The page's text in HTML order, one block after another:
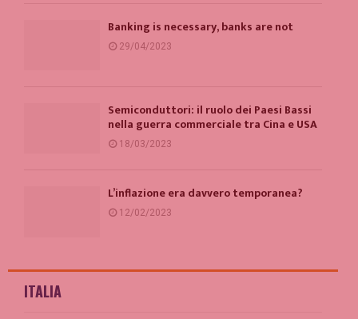
Banking is necessary, banks are not
29/04/2023
Semiconduttori: il ruolo dei Paesi Bassi
nella guerra commerciale tra Cina e USA
18/03/2023
L’inflazione era davvero temporanea?
12/02/2023
ITALIA